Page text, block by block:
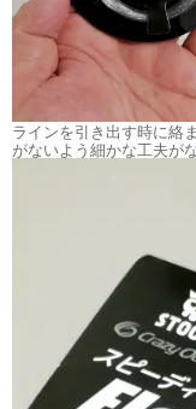
ラインを引き出す時に絡
がないよう細かな工夫が